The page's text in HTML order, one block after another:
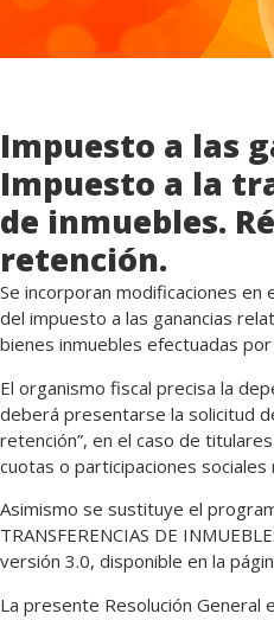
Impuesto a las
Impuesto a la
de inmuebles.
retención.
Se incorporan modificaciones en
del impuesto a las ganancias
bienes inmuebles efectuadas
El organismo fiscal precisa la
deberá presentarse la solicitud
retención”, en el caso de
cuotas o participaciones
Asimismo se sustituye el
TRANSFERENCIAS DE
versión 3.0, disponible en la
La presente Resolución General